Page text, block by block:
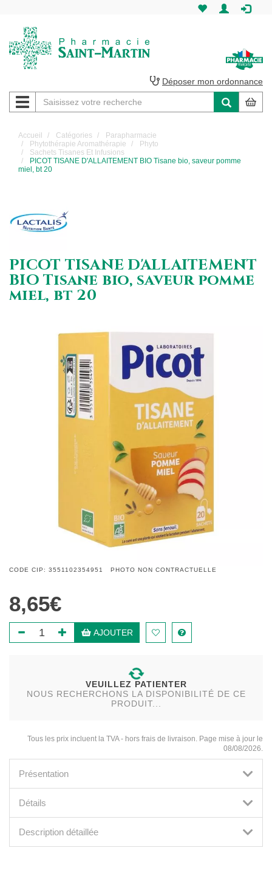
Martin
Pharmacie
Saint-
Martin
Déposer mon ordonnance
Navigation
Accueil Catégories
Parapharmacie
Phytothérapie Aromathérapie
Phyto
Sachets Tisanes Et Infusions
PICOT TISANE D'ALLAITEMENT BIO Tisane bio, saveur pomme
miel, bt 20
PICOT TISANE D'ALLAITEMENT
BIO Tisane bio, saveur pomme
miel, bt 20
CODE CIP: 3551102354951 PHOTO NON CONTRACTUELLE
8,65€
AJOUTER
VEUILLEZ PATIENTER
NOUS RECHERCHONS LA DISPONIBILITÉ DE CE
PRODUIT...
Tous les prix incluent la TVA - hors frais de livraison. Page mise à jour le
08/08/2026.
Présentation
Détails
Description détaillée